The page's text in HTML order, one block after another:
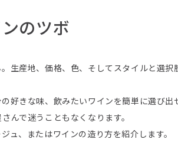
のツボ
生産地、価格、色、そしてスタイルと選
好きな味、飲みたいワインを簡単に選び
んで迷うこともなくなります。
ュ、またはワインの造り方を紹介します。